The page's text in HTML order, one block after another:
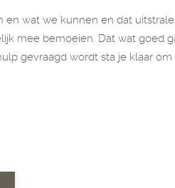
en wat we kunnen en dat
mee bemoeien. Dat wat goed
gevraagd wordt sta je klaar